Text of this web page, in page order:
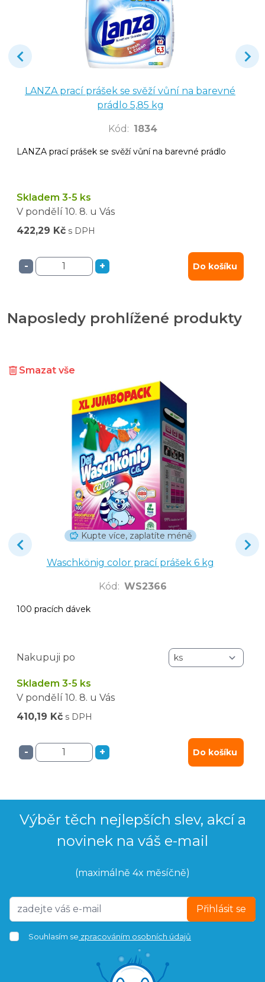
LANZA prací prášek se svěží vůní na barevné
prádlo 5,85 kg
Kód : 1834
LANZA prací prášek se svěží vůní na barevné prádlo
Skladem 3-5 ks
V pondělí 10. 8. u Vás
422,29 Kč s DPH
- + Do košíku
Naposledy prohlížené produkty
Smazat vše
Kupte více, zaplatíte méně
Waschkönig color prací prášek 6 kg
Kód : WS2366
100 pracích dávek
Nakupuji po
Skladem 3-5 ks
V pondělí 10. 8. u Vás
410,19 Kč s DPH
- + Do košíku
Výběr těch nejlepších slev, akcí a
novinek na váš e-mail
(maximálně 4x měsíčně)
Přihlásit se
Souhlasím se zpracováním osobních údajů